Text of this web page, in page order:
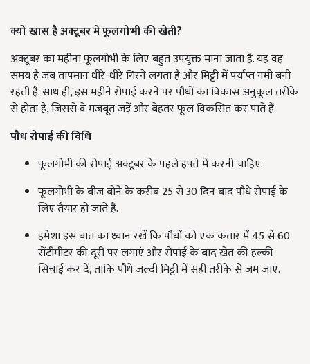
क्यों खास है अक्टूबर में फूलगोभी की खेती?
अक्टूबर का महीना फूलगोभी के लिए बहुत उपयुक्त माना जाता है. यह वह
समय है जब तापमान धीरे-धीरे गिरने लगता है और मिट्टी में पर्याप्त नमी बनी
रहती है. साथ ही, इस महीने रोपाई करने पर पौधों का विकास अनुकूल तरीके
से होता है, जिससे वे मजबूत जड़ें और बेहतर फूल विकसित कर पाते हैं.
पौध रोपाई की विधि
फूलगोभी की रोपाई अक्टूबर के पहले हफ्ते में करनी चाहिए.
फूलगोभी के बीज बोने के करीब 25 से 30 दिन बाद पौधे रोपाई के
लिए तैयार हो जाते हैं.
हमेशा इस बात का ध्यान रखें कि पौधों को एक कतार में 45 से 60
सेंटीमीटर की दूरी पर लगाएं और रोपाई के बाद खेत की हल्की
सिंचाई कर दें, ताकि पौधे जल्दी मिट्टी में सही तरीके से जम जाएं.